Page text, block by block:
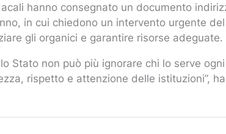
hanno consegnato un documento
in cui chiedono un intervento urgente
gli organici e garantire risorse adeguate.
Stato non può più ignorare chi lo serve
rispetto e attenzione delle istituzioni”,